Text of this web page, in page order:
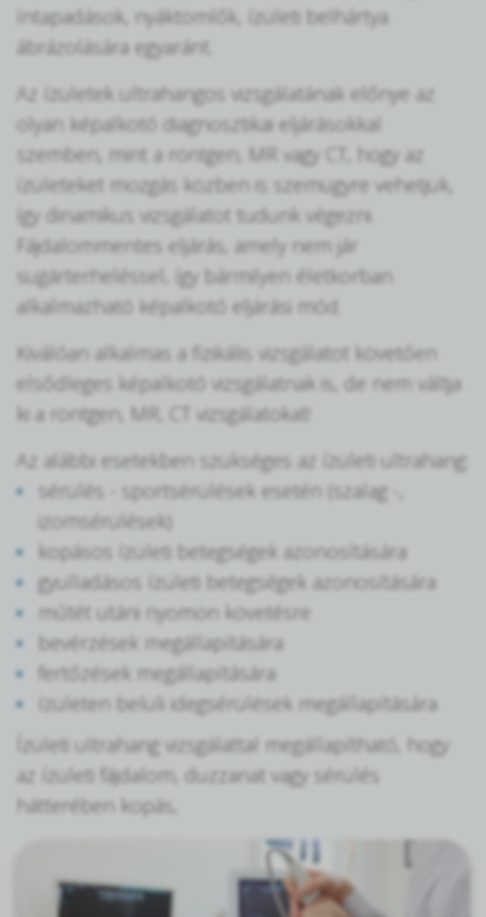
íntapadások, nyáktömlők, ízületi belhártya
ábrázolására egyaránt.
Az ízületek ultrahangos vizsgálatának előnye az
olyan képalkotó diagnosztikai eljárásokkal
szemben, mint a röntgen, MR vagy CT, hogy az
ízületeket mozgás közben is szemügyre vehetjük,
így dinamikus vizsgálatot tudunk végezni.
Fájdalommentes eljárás, amely nem jár
sugárterheléssel, így bármilyen életkorban
alkalmazható képalkotó eljárási mód.
Kiválóan alkalmas a fizikális vizsgálatot követően
elsődleges képalkotó vizsgálatnak is, de nem váltja
ki a röntgen, MR, CT vizsgálatokat!
Az alábbi esetekben szükséges az ízületi ultrahang:
sérülés - sportsérülések esetén (szalag -,
izomsérülések)
kopásos ízületi betegségek azonosítására
gyulladásos ízületi betegségek azonosítására
műtét utáni nyomon követésre
bevérzések megállapítására
fertőzések megállapítására
ízületen belüli idegsérülések megállapítására
Ízületi ultrahang vizsgálattal megállapítható, hogy
az ízületi fájdalom, duzzanat vagy sérülés
hátterében kopás,